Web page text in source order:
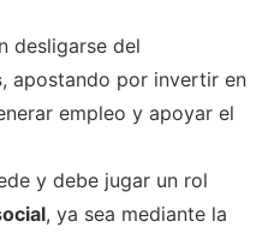
desligarse del
, apostando por invertir en
empleo y apoyar el
y debe jugar un rol
, ya sea mediante la